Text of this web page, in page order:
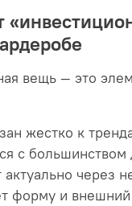
вещь — это
жестко к
с
актуально через
форму и